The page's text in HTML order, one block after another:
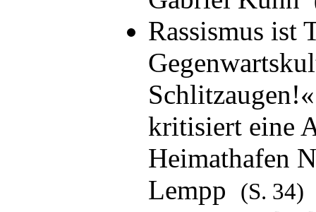
Rassismus ist
kritisiert eine
Heimathafen
Lempp
(S. 34)